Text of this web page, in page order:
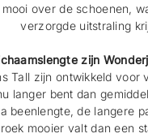
over de schoenen,
verzorgde uitstraling
zijn
Tall zijn ontwikkeld voor
langer bent dan
beenlengte, de langere
mooier valt dan een